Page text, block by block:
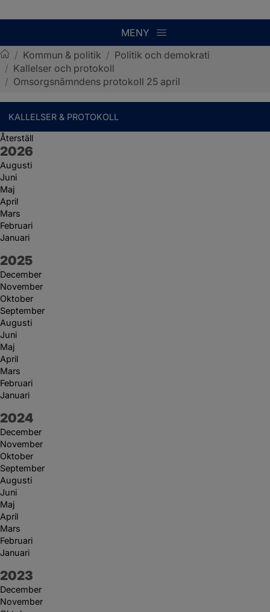
MENY
Sotenäs kommun
/ Kommun & politik / Politik och demokrati
/ Kallelser och protokoll
/ Omsorgsnämndens protokoll 25 april
KALLELSER & PROTOKOLL
Återställ
År:
2026
Augusti
Juni
Maj
April
Mars
Februari
Januari
År:
2025
December
November
Oktober
September
Augusti
Juni
Maj
April
Mars
Februari
Januari
År:
2024
December
November
Oktober
September
Augusti
Juni
Maj
April
Mars
Februari
Januari
År:
2023
December
November